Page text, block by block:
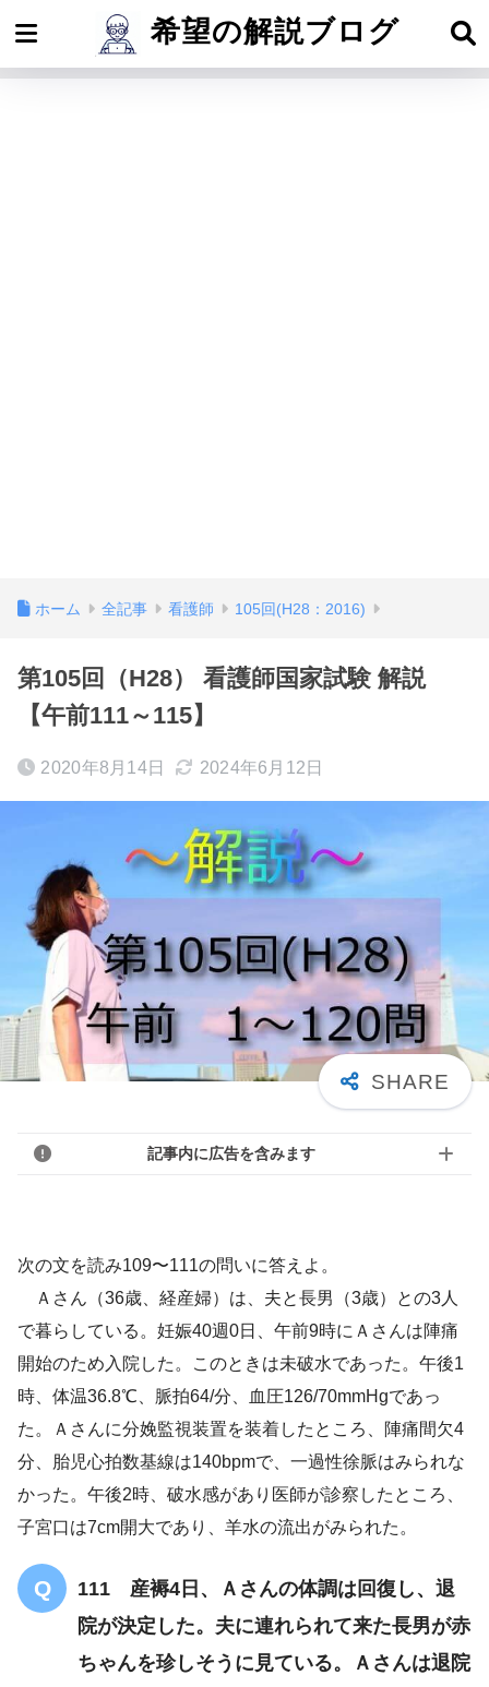
希望の解説ブログ
ホーム 全記事 看護師 105回(H28：2016)
第105回（H28） 看護師国家試験 解説
【午前111～115】
2020年8月14日 2024年6月12日
記事内に広告を含みます
次の文を読み109〜111の問いに答えよ。
Ａさん（36歳、経産婦）は、夫と長男（3歳）との3人
で暮らしている。妊娠40週0日、午前9時にＡさんは陣痛
開始のため入院した。このときは未破水であった。午後1
時、体温36.8℃、脈拍64/分、血圧126/70mmHgであっ
た。Ａさんに分娩監視装置を装着したところ、陣痛間欠4
分、胎児心拍数基線は140bpmで、一過性徐脈はみられな
かった。午後2時、破水感があり医師が診察したところ、
子宮口は7cm開大であり、羊水の流出がみられた。
111 産褥4日、Ａさんの体調は回復し、退
院が決定した。夫に連れられて来た長男が赤
ちゃんを珍しそうに見ている。Ａさんは退院